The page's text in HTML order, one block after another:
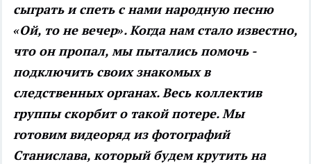
сыграть и спеть с нами народную песню
«Ой, то не вечер». Когда нам стало известно,
что он пропал, мы пытались помочь -
подключить своих знакомых в
следственных органах. Весь коллектив
группы скорбит о такой потере. Мы
готовим видеоряд из фотографий
Станислава, который будем крутить на